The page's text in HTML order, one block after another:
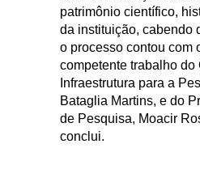
patrimônio científico,
da instituição, cabendo
o processo contou com
competente trabalho do
Infraestrutura para a
Bataglia Martins, e do
de Pesquisa, Moacir
conclui.